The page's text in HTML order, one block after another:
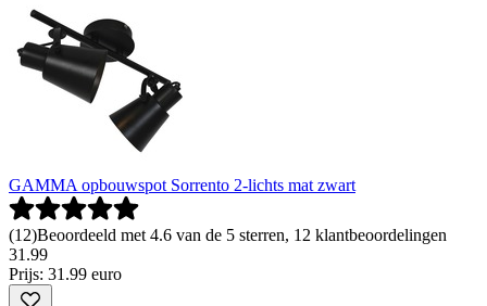
GAMMA opbouwspot Sorrento 2-lichts mat zwart
(12)Beoordeeld met 4.6 van de 5 sterren, 12 klantbeoordelingen
31 .99
Prijs: 31.99 euro